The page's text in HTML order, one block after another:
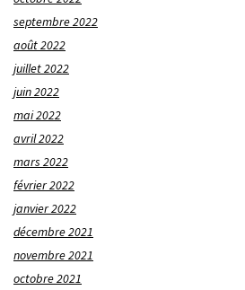
septembre 2022
août 2022
juillet 2022
juin 2022
mai 2022
avril 2022
mars 2022
février 2022
janvier 2022
décembre 2021
novembre 2021
octobre 2021